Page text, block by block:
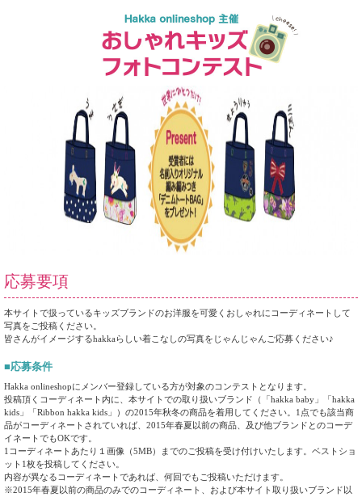
応募要項
本サイトで扱っているキッズブランドのお洋服を可愛くおしゃれにコーディネートして
写真をご投稿ください。
皆さんがイメージするhakkaらしい着こなしの写真をじゃんじゃんご応募ください♪
■応募条件
Hakka onlineshopにメンバー登録している方が対象のコンテストとなります。
投稿頂くコーディネート内に、本サイトでの取り扱いブランド（「hakka baby」「hakka
kids」「Ribbon hakka kids」）の2015年秋冬の商品を着用してください。1点でも該当商
品がコーディネートされていれば、2015年春夏以前の商品、及び他ブランドとのコーデ
イネートでもOKです。
1コーディネートあたり１画像（5MB）までのご投稿を受け付けいたします。ベストショ
ット1枚を投稿してください。
内容が異なるコーディネートであれば、何回でもご投稿いただけます。
※2015年春夏以前の商品のみでのコーディネート、および本サイト取り扱いブランド以